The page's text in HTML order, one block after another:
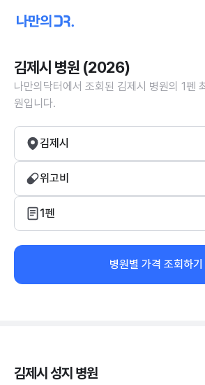
김제시 병원 (2026)
나만의닥터에서 조회된 김제시 병원의 1펜
원입니다.
김제시
위고비
1펜
병원별 가격 조회하기
김제시 성지 병원